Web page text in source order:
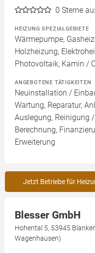
0 Sterne
HEIZUNG SPEZIALGEBIETE
Wärmepumpe,
Holzheizung,
Photovoltaik, Kamin /
ANGEBOTENE TÄTIGKEITEN
Neuinstallation /
Wartung, Reparatur,
Auslegung, Reinigung
Berechnung,
Erweiterung
Jetzt Betriebe für
Blesser GmbH
Hohental 5, 53945
Wagenhausen)